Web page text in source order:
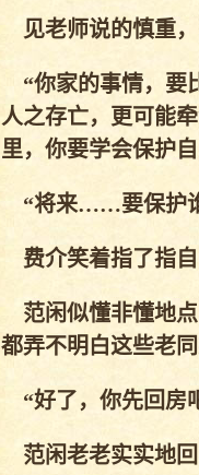
见老师说的慎重，
“你家的事情，要
人之存亡，更可能
里，你要学会保护
“将来……要保护谁
费介笑着指了指自
范闲似懂非懂地点
都弄不明白这些老
“好了，你先回房
范闲老老实实地回